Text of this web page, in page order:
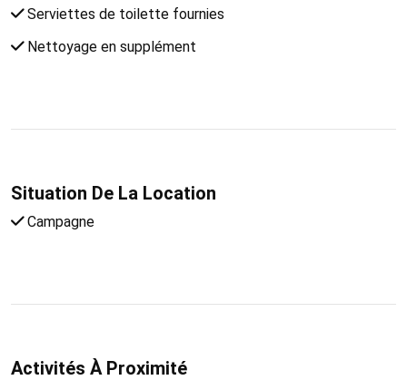
Serviettes de toilette fournies
Nettoyage en supplément
Situation De La Location
Campagne
Activités À Proximité